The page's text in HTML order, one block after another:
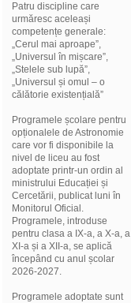
Patru discipline care
urmăresc aceleași
competențe generale:
„Cerul mai aproape”,
„Universul în mișcare”,
„Stelele sub lupă”,
„Universul și omul – o
călătorie existențială”
Programele școlare pentru
opționalele de Astronomie
care vor fi disponibile la
nivel de liceu au fost
adoptate printr-un ordin al
ministrului Educației și
Cercetării, publicat luni în
Monitorul Oficial.
Programele, introduse
pentru clasa a IX-a, a X-a, a
XI-a și a XII-a, se aplică
începând cu anul școlar
2026-2027.
Programele adoptate sunt